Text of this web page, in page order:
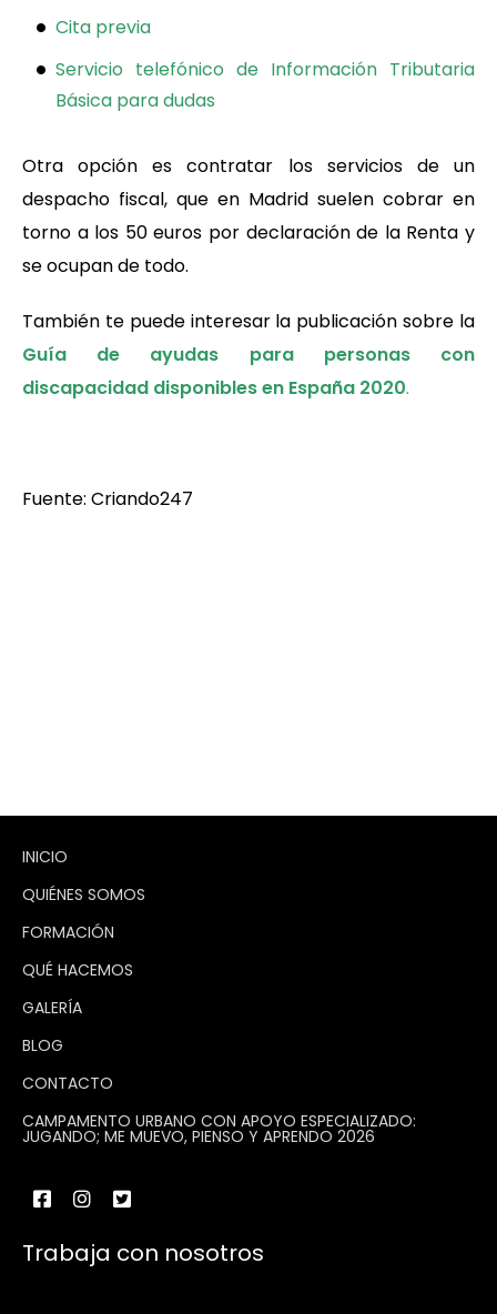
Cita previa
Servicio telefónico de Información Tributaria
Básica para dudas
Otra opción es contratar los servicios de un
despacho fiscal, que en Madrid suelen cobrar en
torno a los 50 euros por declaración de la Renta y
se ocupan de todo.
También te puede interesar la publicación sobre la
Guía de ayudas para personas con
discapacidad disponibles en España 2020.
Fuente: Criando247
INICIO
QUIÉNES SOMOS
FORMACIÓN
QUÉ HACEMOS
GALERÍA
BLOG
CONTACTO
CAMPAMENTO URBANO CON APOYO ESPECIALIZADO:
JUGANDO; ME MUEVO, PIENSO Y APRENDO 2026
Trabaja con nosotros